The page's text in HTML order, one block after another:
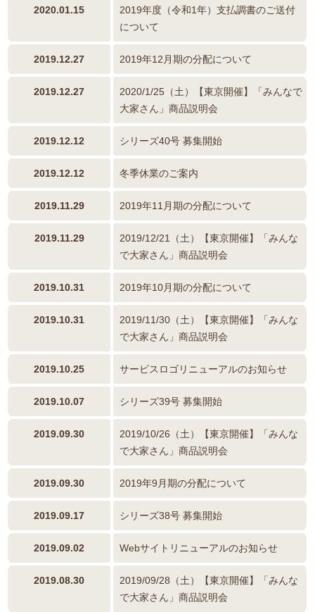
2020.01.15
2019年度（令和1年）支払調書のご送付
について
2019.12.27 2019年12月期の分配について
2019.12.27
2020/1/25（土）【東京開催】「みんなで
大家さん」商品説明会
2019.12.12 シリーズ40号 募集開始
2019.12.12 冬季休業のご案内
2019.11.29 2019年11月期の分配について
2019.11.29
2019/12/21（土）【東京開催】「みんな
で大家さん」商品説明会
2019.10.31 2019年10月期の分配について
2019.10.31
2019/11/30（土）【東京開催】「みんな
で大家さん」商品説明会
2019.10.25 サービスロゴリニューアルのお知らせ
2019.10.07 シリーズ39号 募集開始
2019.09.30
2019/10/26（土）【東京開催】「みんな
で大家さん」商品説明会
2019.09.30 2019年9月期の分配について
2019.09.17 シリーズ38号 募集開始
2019.09.02 Webサイトリニューアルのお知らせ
2019.08.30
2019/09/28（土）【東京開催】「みんな
で大家さん」商品説明会